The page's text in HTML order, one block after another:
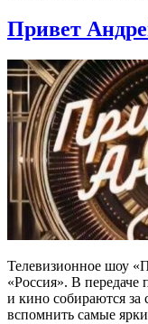
Привет
Телевизионное шоу
«Россия». В передаче
и кино собираются за
вспомнить самые